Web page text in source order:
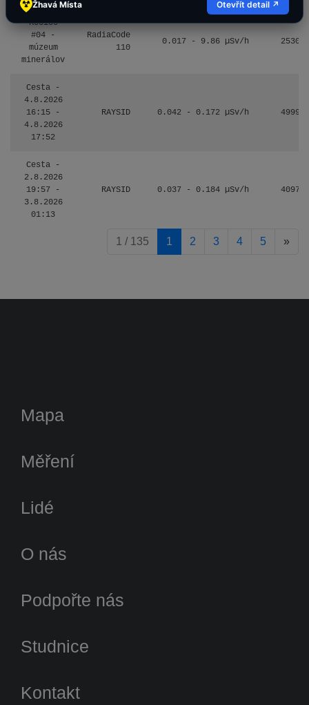
Košice
#04 -
múzeum
minerálov
RadiaCode
110
0.017 - 9.86 µSv/h 2530
Cesta -
4.8.2026
16:15 -
4.8.2026
17:52
RAYSID 0.042 - 0.172 µSv/h 4999
Cesta -
2.8.2026
19:57 -
3.8.2026
01:13
RAYSID 0.037 - 0.184 µSv/h 4097
1 / 135 1 2 3 4 5 »
Žhavá Místa Otevřít detail ↗
Mapa
Měření
Lidé
O nás
Podpořte nás
Studnice
Kontakt